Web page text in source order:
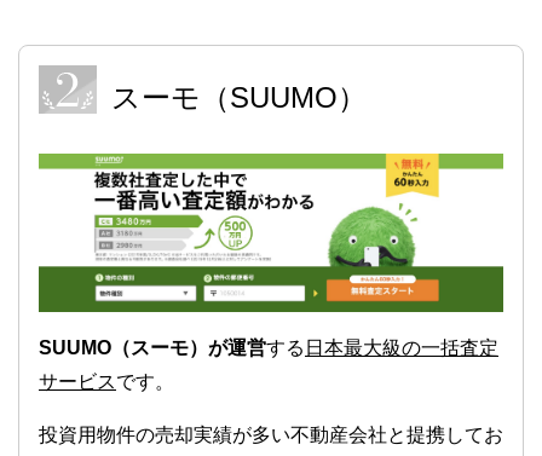
スーモ（SUUMO）
SUUMO（スーモ）が運営する 日本最大級の一括査定
サービスです。
投資用物件の売却実績が多い不動産会社と提携してお